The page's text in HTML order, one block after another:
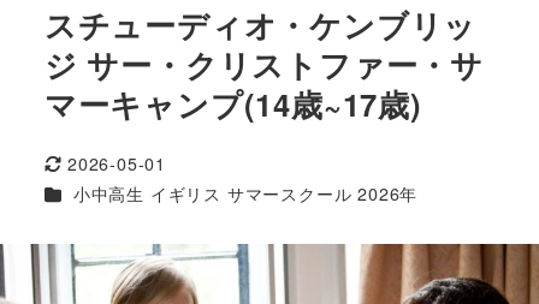
スチューディオ・ケンブリッ
ジ サー・クリストファー・サ
マーキャンプ(14歳~17歳)
更新日
2026-05-01
カテゴリー
小中高生 イギリス サマースクール 2026年